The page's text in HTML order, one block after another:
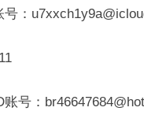
号：
账号：